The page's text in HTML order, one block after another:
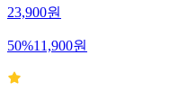
23,900원
50%11,900원